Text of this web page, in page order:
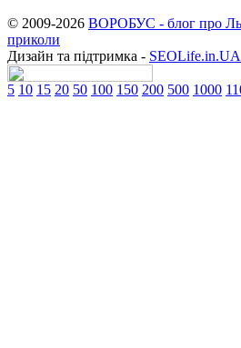
© 2009-2026 ВОРОБУС - блог про
приколи
Дизайн та підтримка - SEOLife.in.UA
5 10 15 20 50 100 150 200 500 1000